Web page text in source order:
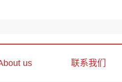
us 联系我们